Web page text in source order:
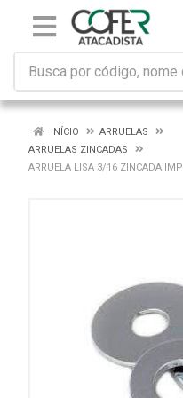
INÍCIO
ARRUELAS
ARRUELAS ZINCADAS
ARRUELA LISA 3/16 ZINCADA IMP